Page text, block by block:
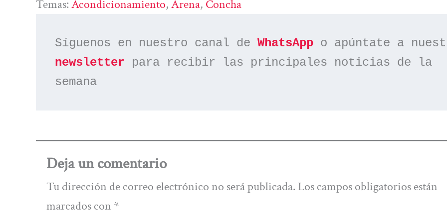
Temas:Acondicionamiento, Arena, Concha
Síguenos en nuestro canal de WhatsApp
newsletter para recibir las principales noticias de la
semana
Deja un comentario
Tu dirección de correo electrónico no será publicada. Los campos obligatorios están
marcados con *